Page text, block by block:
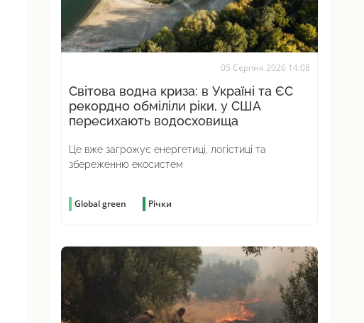
05 Серпня 2026 14:08
Світова водна криза: в Україні та ЄС
рекордно обміліли ріки, у США
пересихають водосховища
Це вже загрожує енергетиці, логістиці та
збереженню екосистем
Global green Річки